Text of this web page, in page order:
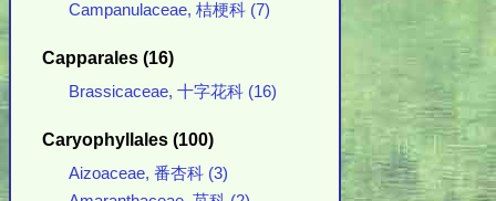
Campanulaceae, 桔梗科 (7)
Capparales (16)
Brassicaceae, 十字花科 (16)
Caryophyllales (100)
Aizoaceae, 番杏科 (3)